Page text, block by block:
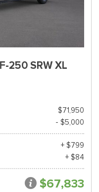
250 SRW XL
$71,950
- $5,000
+ $799
+ $84
$67,833